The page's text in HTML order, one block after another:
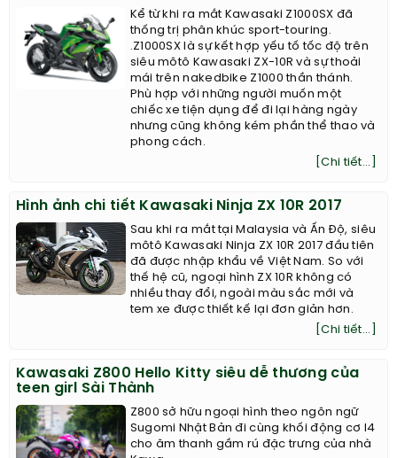
Kể từ khi ra mắt Kawasaki Z1000SX đã
thống trị phân khúc sport-touring.
.Z1000SX là sự kết hợp yếu tố tốc độ trên
siêu môtô Kawasaki ZX-10R và sự thoải
mái trên nakedbike Z1000 thần thánh.
Phù hợp với những người muốn một
chiếc xe tiện dụng để đi lại hàng ngày
nhưng cũng không kém phần thể thao và
phong cách.
[Chi tiết...]
Hình ảnh chi tiết Kawasaki Ninja ZX 10R 2017
Sau khi ra mắt tại Malaysia và Ấn Độ, siêu
môtô Kawasaki Ninja ZX 10R 2017 đầu tiên
đã được nhập khẩu về Việt Nam. So với
thế hệ cũ, ngoại hình ZX 10R không có
nhiều thay đổi, ngoài màu sắc mới và
tem xe được thiết kế lại đơn giản hơn.
[Chi tiết...]
Kawasaki Z800 Hello Kitty siêu dễ thương của
teen girl Sài Thành
Z800 sở hữu ngoại hình theo ngôn ngữ
Sugomi Nhật Bản đi cùng khối động cơ I4
cho âm thanh gầm rú đặc trưng của nhà